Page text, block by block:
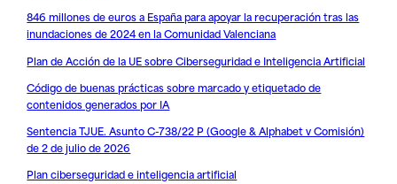
846 millones de euros a España para apoyar la recuperación tras las
inundaciones de 2024 en la Comunidad Valenciana
Plan de Acción de la UE sobre Ciberseguridad e Inteligencia Artificial
Código de buenas prácticas sobre marcado y etiquetado de
contenidos generados por IA
Sentencia TJUE. Asunto C-738/22 P (Google & Alphabet v Comisión)
de 2 de julio de 2026
Plan ciberseguridad e inteligencia artificial